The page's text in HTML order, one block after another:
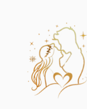
springen